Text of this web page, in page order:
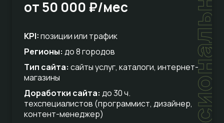
от 50 000 ₽/мес
KPI:позиции или трафик
Регионы: до 8 городов
Тип сайта: сайты услуг, каталоги, интернет-
магазины
Доработки сайта: до 30 ч.
техспециалистов (программист, дизайнер,
контент-менеджер)